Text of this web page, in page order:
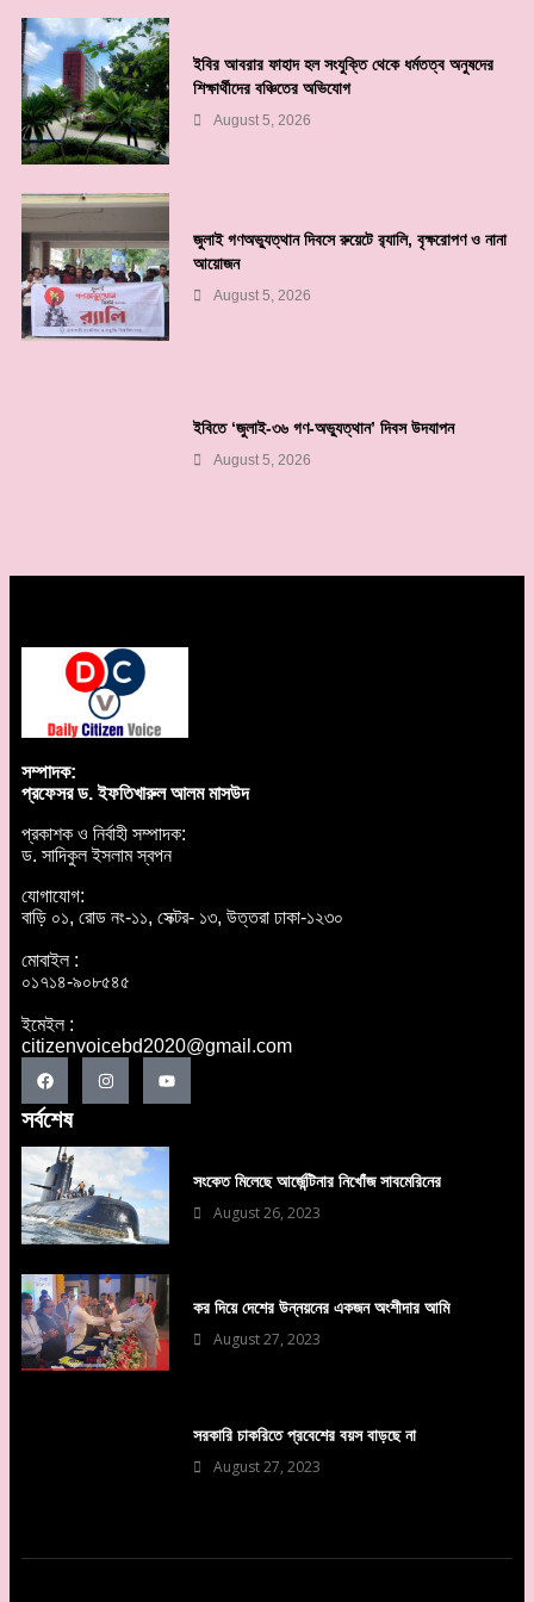
ইবির আবরার ফাহাদ হল সংযুক্তি থেকে ধর্মতত্ব অনুষদের
শিক্ষার্থীদের বঞ্চিতের অভিযোগ
August 5, 2026
জুলাই গণঅভ্যুত্থান দিবসে রুয়েটে র‌্যালি, বৃক্ষরোপণ ও নানা
আয়োজন
August 5, 2026
ইবিতে ‘জুলাই-৩৬ গণ-অভ্যুত্থান’ দিবস উদযাপন
August 5, 2026
সম্পাদক:
প্রফেসর ড. ইফতিখারুল আলম মাসউদ
প্রকাশক ও নির্বাহী সম্পাদক:
ড. সাদিকুল ইসলাম স্বপন
যোগাযোগ:
বাড়ি ০১, রোড নং-১১, সেক্টর- ১৩, উত্তরা ঢাকা-১২৩০
মোবাইল :
০১৭১৪-৯০৮৫৪৫
ইমেইল :
citizenvoicebd2020@gmail.com
সর্বশেষ
সংকেত মিলেছে আর্জেন্টিনার নিখোঁজ সাবমেরিনের
August 26, 2023
কর দিয়ে দেশের উন্নয়নের একজন অংশীদার আমি
August 27, 2023
সরকারি চাকরিতে প্রবেশের বয়স বাড়ছে না
August 27, 2023